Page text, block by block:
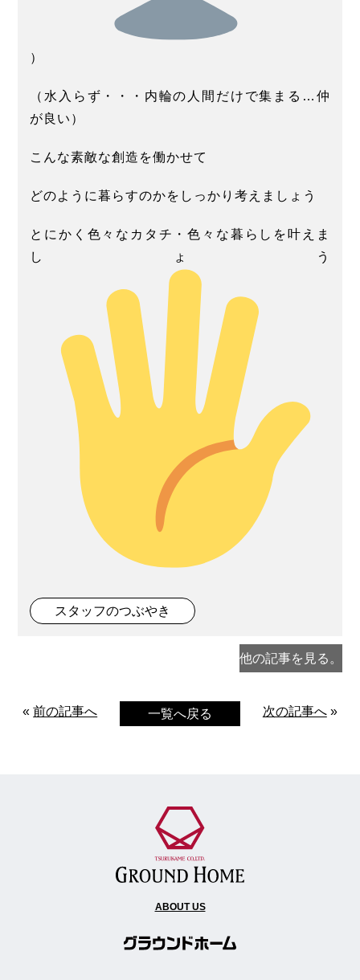
）
（水入らず・・・内輪の人間だけで集まる…仲
が良い）
こんな素敵な創造を働かせて
どのように暮らすのかをしっかり考えましょう
とにかく色々なカタチ・色々な暮らしを叶えま
しょう
スタッフのつぶやき
他の記事を見る。
«前の記事へ 一覧へ戻る 次の記事へ»
ABOUT US